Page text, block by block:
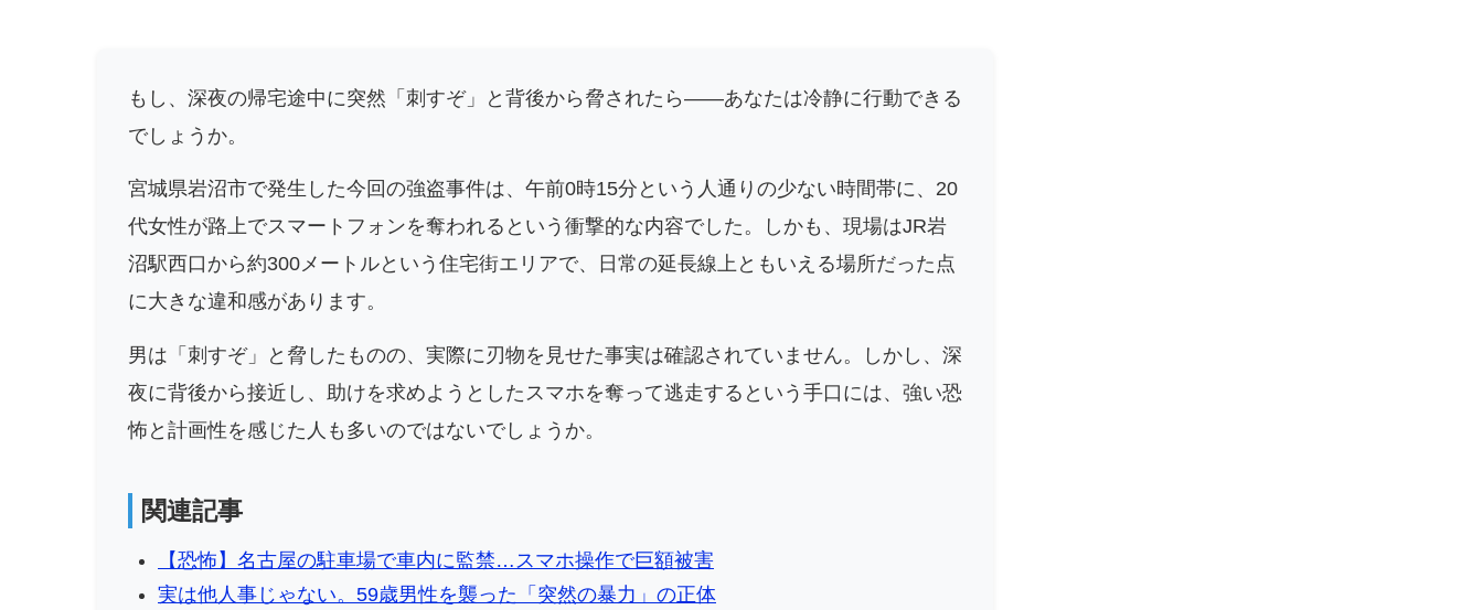
もし、深夜の帰宅途中に突然「刺すぞ」と背後から脅されたら――あなたは冷静に行動できる
でしょうか。
宮城県岩沼市で発生した今回の強盗事件は、午前0時15分という人通りの少ない時間帯に、20
代女性が路上でスマートフォンを奪われるという衝撃的な内容でした。しかも、現場はJR岩
沼駅西口から約300メートルという住宅街エリアで、日常の延長線上ともいえる場所だった点
に大きな違和感があります。
男は「刺すぞ」と脅したものの、実際に刃物を見せた事実は確認されていません。しかし、深
夜に背後から接近し、助けを求めようとしたスマホを奪って逃走するという手口には、強い恐
怖と計画性を感じた人も多いのではないでしょうか。
関連記事
【恐怖】名古屋の駐車場で車内に監禁…スマホ操作で巨額被害
実は他人事じゃない。59歳男性を襲った「突然の暴力」の正体